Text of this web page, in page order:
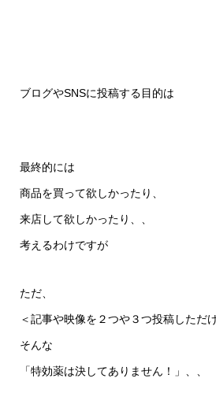
ブログやSNSに投稿する目的は
最終的には
商品を買って欲しかったり、
来店して欲しかったり、、
考えるわけですが
ただ、
＜記事や映像を２つや３つ投稿しただ
そんな
「特効薬は決してありません！」、、